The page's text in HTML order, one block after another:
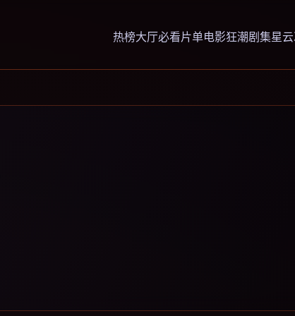
热榜大厅必看片单电影狂潮剧集星云